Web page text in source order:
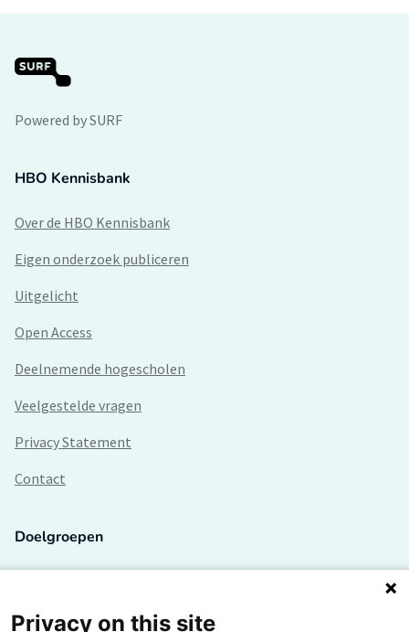
Powered by SURF
HBO Kennisbank
Over de HBO Kennisbank
Eigen onderzoek publiceren
Uitgelicht
Open Access
Deelnemende hogescholen
Veelgestelde vragen
Privacy Statement
Contact
Doelgroepen
Lectoren en onderzoekers
Privacy on this site